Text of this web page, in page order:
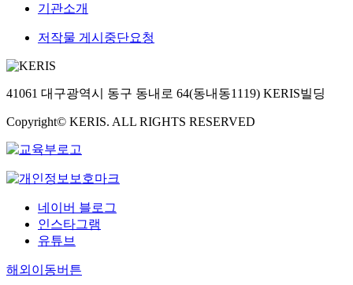
기관소개
저작물 게시중단요청
41061 대구광역시 동구 동내로 64(동내동1119) KERIS빌딩
Copyright© KERIS. ALL RIGHTS RESERVED
네이버 블로그
인스타그램
유튜브
해외이동버튼